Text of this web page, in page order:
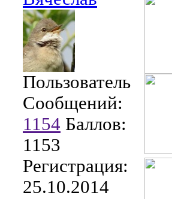
Пользователь
Сообщений:
1154 Баллов:
1153
Регистрация:
25.10.2014